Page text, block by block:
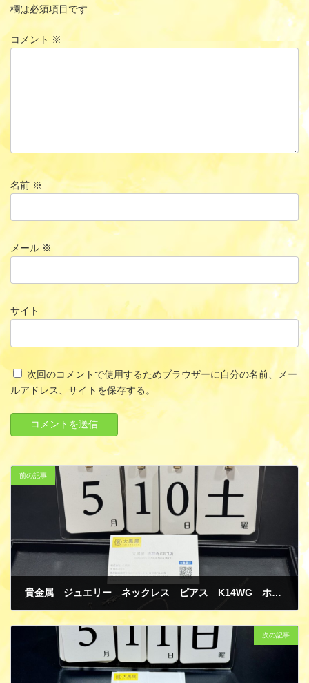
欄は必須項目です
コメント ※
名前 ※
メール ※
サイト
次回のコメントで使用するためブラウザーに自分の名前、メー
ルアドレス、サイトを保存する。
前の記事
貴金属 ジュエリー ネックレス ピアス K14WG ホワイトゴールド 買取
5月 12, 2025
次の記事